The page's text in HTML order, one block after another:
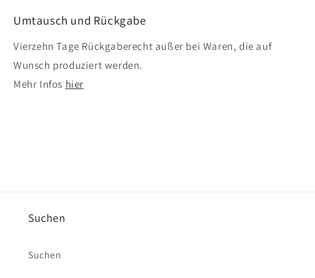
Umtausch und Rückgabe
Vierzehn Tage Rückgaberecht außer bei Waren, die auf
Wunsch produziert werden.
Mehr Infos hier
Suchen
Suchen